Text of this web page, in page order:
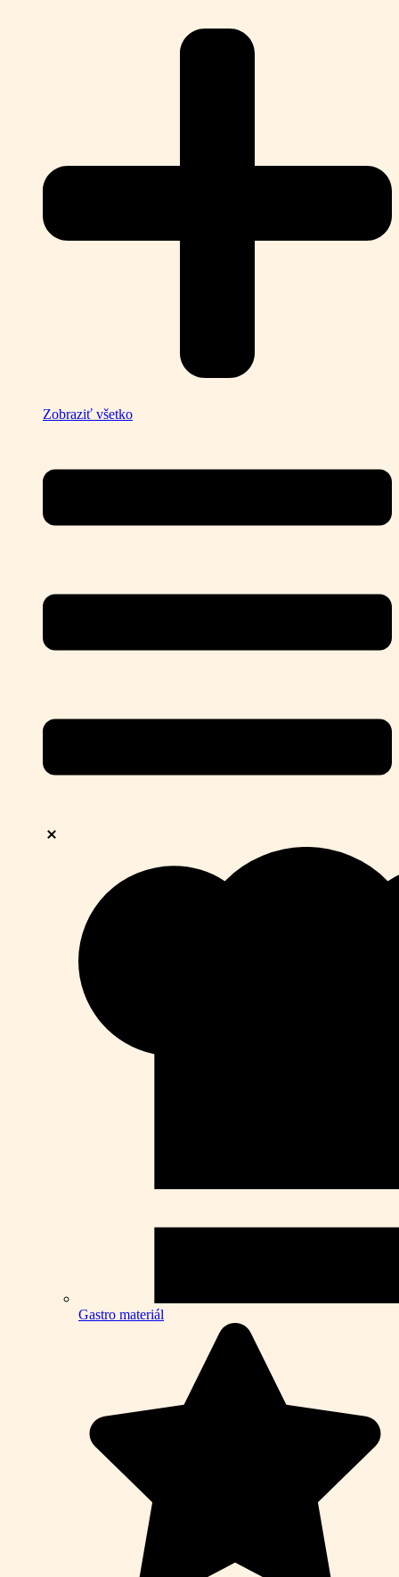
Zobraziť všetko
Gastro materiál